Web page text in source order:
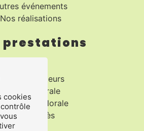
événements
Nos réalisations
prestations
de fleurs
Création florale
florale
Fleurs décès
cookies